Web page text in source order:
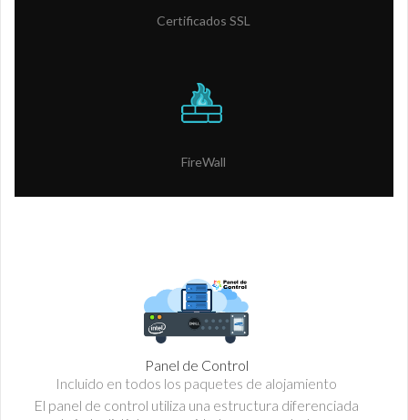
Certificados SSL
FireWall
Panel de Control
Incluido en todos los paquetes de alojamiento
El panel de control utiliza una estructura diferenciada